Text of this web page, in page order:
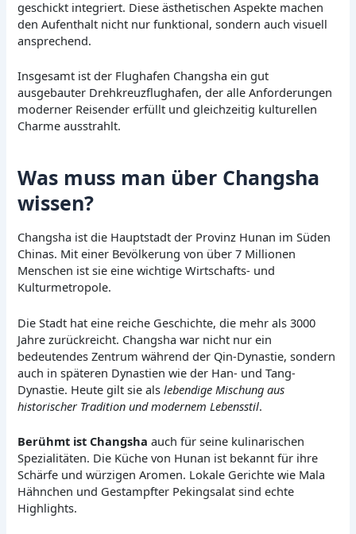
geschickt integriert. Diese ästhetischen Aspekte machen
den Aufenthalt nicht nur funktional, sondern auch visuell
ansprechend.
Insgesamt ist der Flughafen Changsha ein gut
ausgebauter Drehkreuzflughafen, der alle Anforderungen
moderner Reisender erfüllt und gleichzeitig kulturellen
Charme ausstrahlt.
Was muss man über Changsha
wissen?
Changsha ist die Hauptstadt der Provinz Hunan im Süden
Chinas. Mit einer Bevölkerung von über 7 Millionen
Menschen ist sie eine wichtige Wirtschafts- und
Kulturmetropole.
Die Stadt hat eine reiche Geschichte, die mehr als 3000
Jahre zurückreicht. Changsha war nicht nur ein
bedeutendes Zentrum während der Qin-Dynastie, sondern
auch in späteren Dynastien wie der Han- und Tang-
Dynastie. Heute gilt sie alslebendige Mischung aus
historischer Tradition und modernem Lebensstil.
Berühmt ist Changsha auch für seine kulinarischen
Spezialitäten. Die Küche von Hunan ist bekannt für ihre
Schärfe und würzigen Aromen. Lokale Gerichte wie Mala
Hähnchen und Gestampfter Pekingsalat sind echte
Highlights.